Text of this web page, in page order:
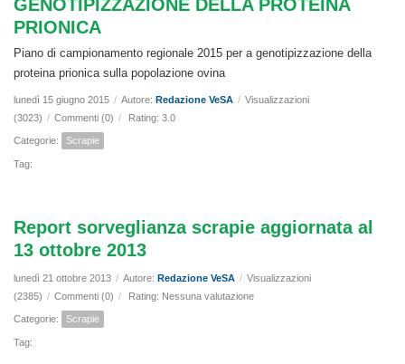
GENOTIPIZZAZIONE DELLA PROTEINA
PRIONICA
Piano di campionamento regionale 2015 per a genotipizzazione della
proteina prionica sulla popolazione ovina
lunedì 15 giugno 2015 / Autore: Redazione VeSA / Visualizzazioni
(3023) / Commenti (0) / Rating: 3.0
Categorie: Scrapie
Tag:
Report sorveglianza scrapie aggiornata al
13 ottobre 2013
lunedì 21 ottobre 2013 / Autore: Redazione VeSA / Visualizzazioni
(2385) / Commenti (0) / Rating: Nessuna valutazione
Categorie: Scrapie
Tag: